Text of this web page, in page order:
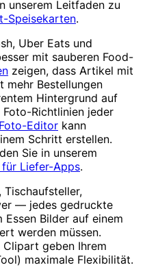
unserem Leitfaden zu
Speisekarten.
Uber Eats und
mit sauberen Food-
zeigen, dass Artikel mit
mehr Bestellungen
Hintergrund auf
Richtlinien jeder
Editor kann
Schritt erstellen.
Sie in unserem
Liefer-Apps.
Tischaufsteller,
— jedes gedruckte
Bilder auf einem
werden müssen.
Clipart geben Ihrem
maximale Flexibilität.